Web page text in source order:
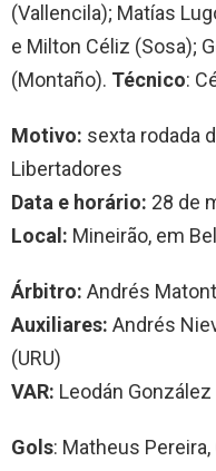
(Vallencila); Matías
e Milton Céliz (Sosa);
(Montaño). Técnico:
Motivo: sexta rodada
Libertadores
Data e horário: 28 de
Local: Mineirão, em
Árbitro: Andrés
Auxiliares: Andrés
(URU)
VAR: Leodán González
Gols: Matheus